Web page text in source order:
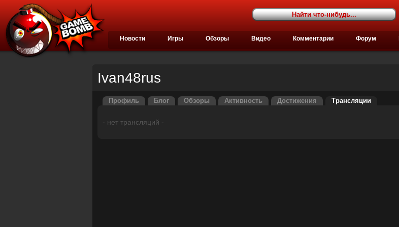
Новости Игры Обзоры Видео Комментарии Форум
Ivan48rus
Профиль Блог Обзоры Активность Достижения Трансляции
- нет трансляций -